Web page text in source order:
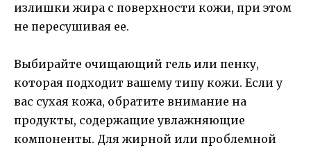
излишки жира с поверхности кожи, при этом
не пересушивая ее.
Выбирайте очищающий гель или пенку,
которая подходит вашему типу кожи. Если у
вас сухая кожа, обратите внимание на
продукты, содержащие увлажняющие
компоненты. Для жирной или проблемной